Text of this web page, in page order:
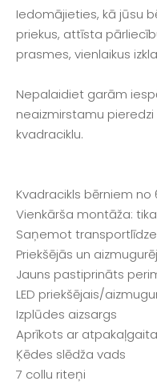
Iedomājieties, kā jūsu
priekus, attīsta
prasmes, vienlaikus
Nepalaidiet garām
neaizmirstamu pieredzi
kvadraciklu.
Kvadracikls bērniem
Vienkārša montāža:
Saņemot
Priekšējās un
Jauns pastiprināts
LED priekšējais/
Izplūdes aizsargs
Aprīkots ar
Ķēdes slēdža vads
7 collu riteņi